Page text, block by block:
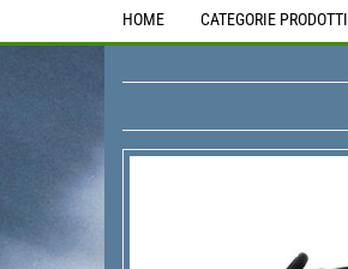
HOME CATEGORIE PRODOTTI